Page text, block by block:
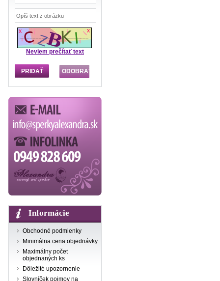
Neviem prečítať text
Informácie
Obchodné podmienky
Minimálna cena objednávky
Maximálny počet
objednaných ks
Dôležité upozornenie
Slovníček pojmov na